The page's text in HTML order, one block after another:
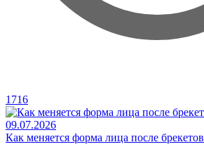
1716
09.07.2026
Как меняется форма лица после брекетов